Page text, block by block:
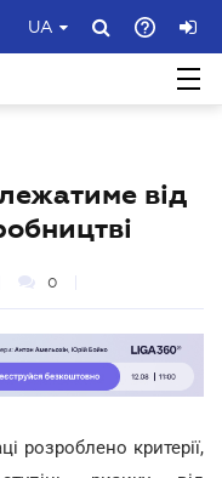
UA
від
0
розроблено критерії,